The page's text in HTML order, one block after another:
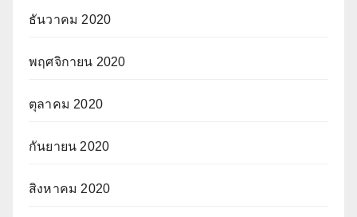
ธันวาคม 2020
พฤศจิกายน 2020
ตุลาคม 2020
กันยายน 2020
สิงหาคม 2020